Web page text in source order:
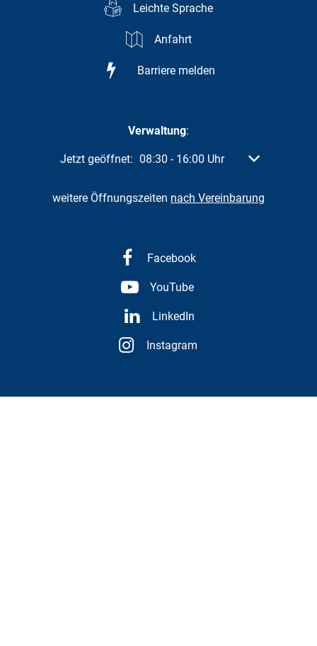
Leichte Sprache
Anfahrt
Barriere melden
Verwaltung:
Klicken, um weitere Öffnungs- oder Schließzeiten
Jetzt geöffnet: 08:30 - 16:00 Uhr Von 08:30 bis
weitere Öffnungszeiten nach Vereinbarung
Facebook
YouTube
LinkedIn
Instagram